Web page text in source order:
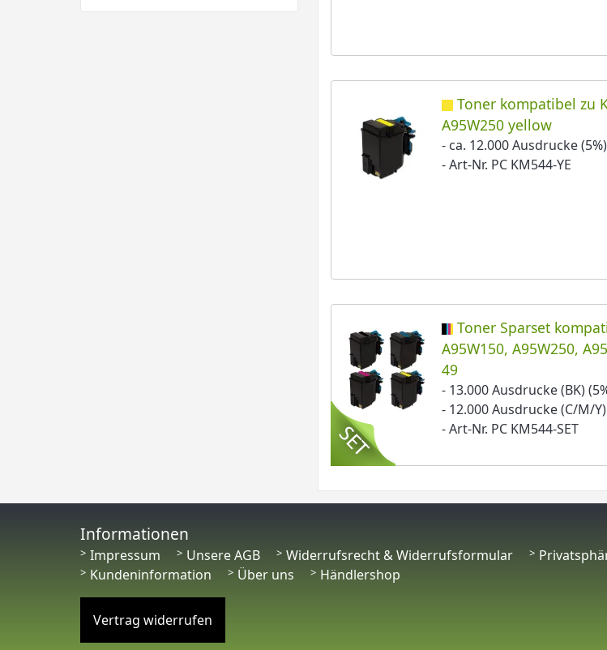
Toner kompatibel zu
A95W250 yellow
- ca. 12.000 Ausdrucke (5%)
- Art-Nr. PC KM544-YE
Toner Sparset
A95W150, A95W250,
49
- 13.000 Ausdrucke (BK)
- 12.000 Ausdrucke (C/M/
- Art-Nr. PC KM544-SET
Informationen
Impressum Unsere AGB Widerrufsrecht & Widerrufsformular
Kundeninformation
Über uns Händlershop
Vertrag widerrufen